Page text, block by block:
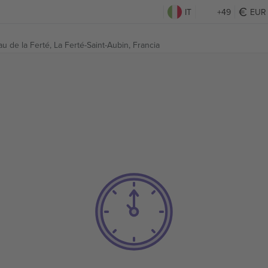
IT +49 EUR
de la Ferté, La Ferté-Saint-Aubin, Francia